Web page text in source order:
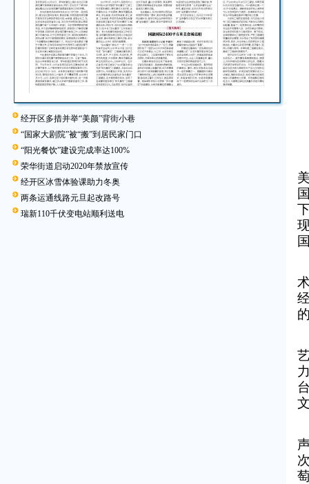
经开区多措并举“美颜”背街小巷
“国家大剧院”被“搬”到居民家门口
“阳光餐饮”建设完成率达100%
荣华街道启动2020年禁放宣传
经开区冰雪体验课助力冬奥
两条运通线路元旦起改路号
瑞新110千伏变电站顺利送电